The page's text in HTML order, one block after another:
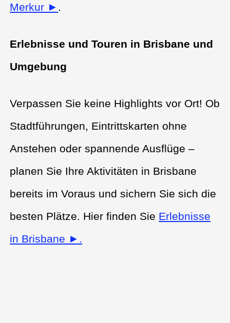
Merkur ► .
Erlebnisse und Touren in Brisbane und
Umgebung
Verpassen Sie keine Highlights vor Ort! Ob
Stadtführungen, Eintrittskarten ohne
Anstehen oder spannende Ausflüge –
planen Sie Ihre Aktivitäten in Brisbane
bereits im Voraus und sichern Sie sich die
besten Plätze. Hier finden Sie Erlebnisse
in Brisbane ►.